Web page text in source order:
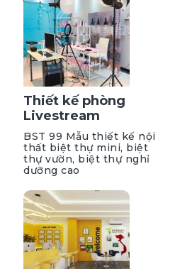
Thiết kế phòng
Livestream
BST 99 Mẫu thiết kế nội
thất biệt thự mini, biệt
thự vườn, biệt thự nghỉ
dưỡng cao